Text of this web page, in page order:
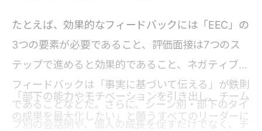
たとえば、効果的なフィードバックには「EEC」の
3つの要素が必要であること、評価面接は7つのス
テップで進めると効果的であること、ネガティブな
フィードバックは「事実に基づいて伝える」が鉄則
であることなどだ。さらに、シーン別・部下のタイ
プ別の会話例や、個人の成長を促すだけでなく、チ
「部下の能力やモチベーションを引き出し、チーム
の成果を最大化したい」と願うすべてのリーダーに